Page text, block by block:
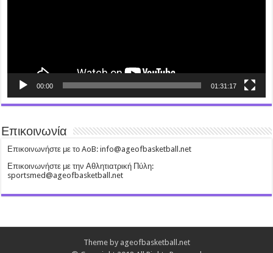
00:00 01:31:17
Επικοινωνία
Επικοινωνήστε με το AoB: info@ageofbasketball.net
Επικοινωνήστε με την Αθλητιατρική Πύλη:
sportsmed@ageofbasketball.net
Theme by ageofbasketball.net